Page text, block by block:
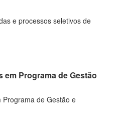
e processos seletivos de
em Programa de Gestão
Programa de Gestão e